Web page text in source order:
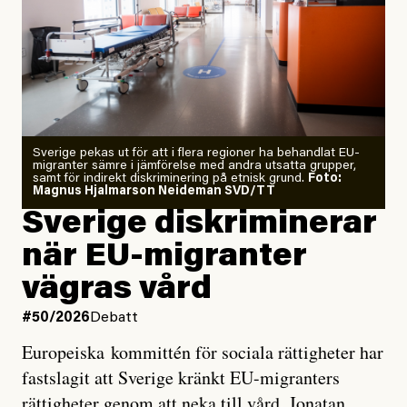
Årets El Niño kan bli den
starkaste som uppmätts
Zeke Hausfather är chockad igen efter att ha
analyserat hur de olika klimatmodellerna bedömer
läget för hur den begynnande El Niño-händelsen ska
utveckla sig. El Niño är ett återkommande
väderfenomen som uppstår när havsvattnet i delar av
Stilla havet blir ovanligt varmt. Det påverkar vädret
över stora delar av världen och under
forskare allt oftare varnat för att den här El Niñon
Det verkar vara en underdrift, menar nu Zeke
Sverige pekas ut för att i flera regioner ha behandlat EU-
migranter sämre i jämförelse med andra utsatta grupper,
samt för indirekt diskriminering på etnisk grund. Foto:
Magnus Hjalmarson Neideman SVD/TT
Sverige diskriminerar
när EU-migranter
vägras vård
#50/2026 Debatt
Europeiska kommittén för sociala rättigheter har
fastslagit att Sverige kränkt EU-migranters